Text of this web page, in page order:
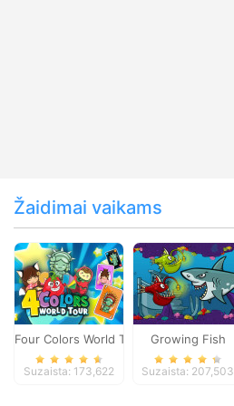
Žaidimai vaikams
Four Colors World Tour
Suzaista: 173,622
Growing Fish
Suzaista: 207,503